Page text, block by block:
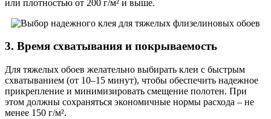
или плотностью от 200 г/м² и выше.
3. Время схватывания и покрываемость
Для тяжелых обоев желательно выбирать клеи с быстрым
схватыванием (от 10–15 минут), чтобы обеспечить надежное
прикрепление и минимизировать смещение полотен. При
этом должны сохраняться экономичные нормы расхода – не
менее 150 г/м².